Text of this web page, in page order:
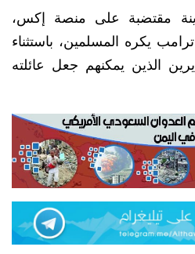
مقتضبة على منصة إكس،
ترامب يكره المسلمين، باستثناء
الذين يمكنهم جعل عائلته